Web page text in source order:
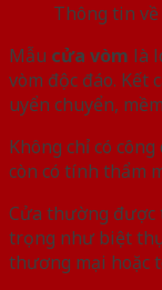
Thông tin về
Mẫu cửa vòm là
vòm độc đáo. Kết
uyển chuyển,
Không chỉ có
còn có tính thẩm
Cửa thường được
trọng như biệt
thương mại hoặc